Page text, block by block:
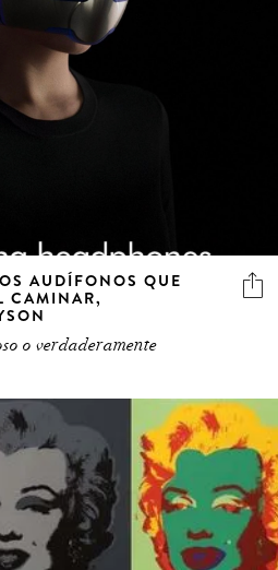
AUDÍFONOS QUE
CAMINAR,
o verdaderamente